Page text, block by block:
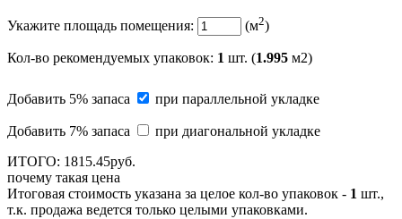
Укажите площадь помещения: (м2)
Кол-во рекомендуемых упаковок: 1 шт. (1.995 м2)
Добавить 5% запаса при параллельной укладке
Добавить 7% запаса
при диагональной укладке
ИТОГО: 1815.45руб.
почему такая цена
Итоговая стоимость указана за целое кол-во упаковок - 1 шт.,
т.к. продажа ведется только целыми упаковками.